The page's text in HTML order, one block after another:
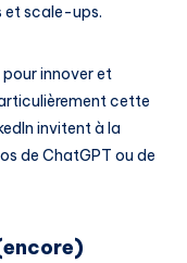
et scale-ups.
innover et
cette
invitent à la
de ChatGPT ou de